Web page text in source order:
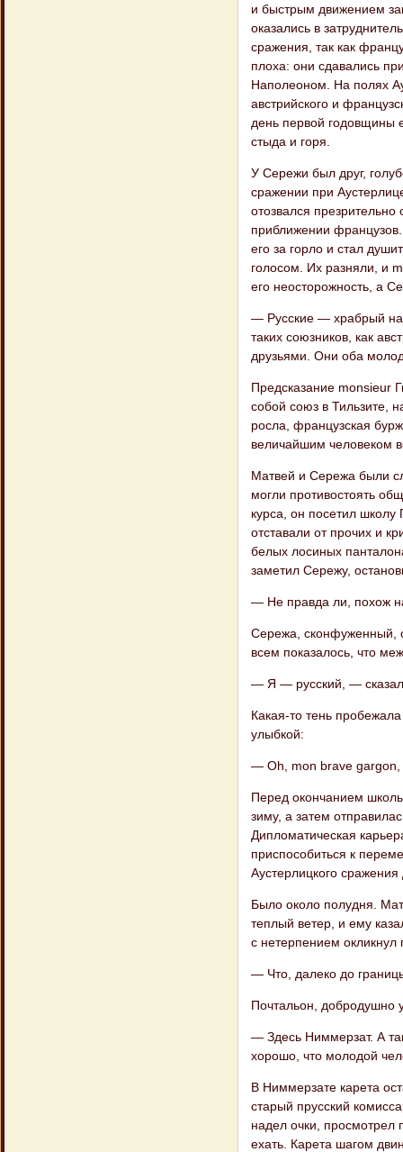
и быстрым движением
оказались в
сражения, так как
плоха: они сдавались
Наполеоном. На полях
австрийского и
день первой годовщины
стыда и горя.
У Сережи был друг,
сражении при
отозвался
приближении
его за горло и стал
голосом. Их разняли, и
его неосторожность, а
— Русские — храбрый
таких союзников, как
друзьями. Они оба
Предсказание monsieur
собой союз в Тильзите,
росла, французская
величайшим человеком
Матвей и Сережа были
могли противостоять
курса, он посетил школу
отставали от прочих и
белых лосиных
заметил Сережу,
— Не правда ли, похож
Сережа, сконфуженный,
всем показалось, что
— Я — русский, —
Какая-то тень
улыбкой:
— Oh, mon brave gargon,
Перед окончанием
зиму, а затем
Дипломатическая
приспособиться к
Аустерлицкого
Было около полудня.
теплый ветер, и ему
с нетерпением окликнул
— Что, далеко до
Почтальон, добродушно
— Здесь Ниммерзат. А
хорошо, что молодой
В Ниммерзате карета
старый прусский
надел очки, просмотрел
ехать. Карета шагом